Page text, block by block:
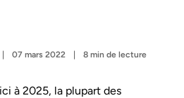
07 mars 2022 8 min de lecture
à 2025, la plupart des